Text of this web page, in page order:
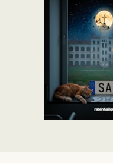
skicklig på att
helt vanliga
Dagens
det som tar Elviras
hon håller på att
var det egentligen
sjukhussängen
natt? Elvira vet
att hon cyklade